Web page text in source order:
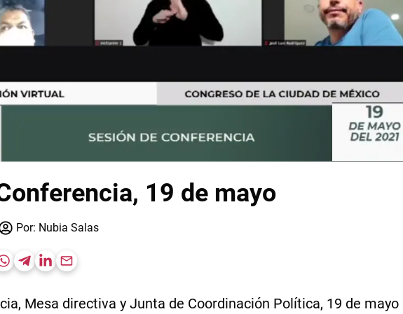
19 de mayo
Por: Nubia Salas
Mesa directiva y Junta de Coordinación Política, 19 de mayo